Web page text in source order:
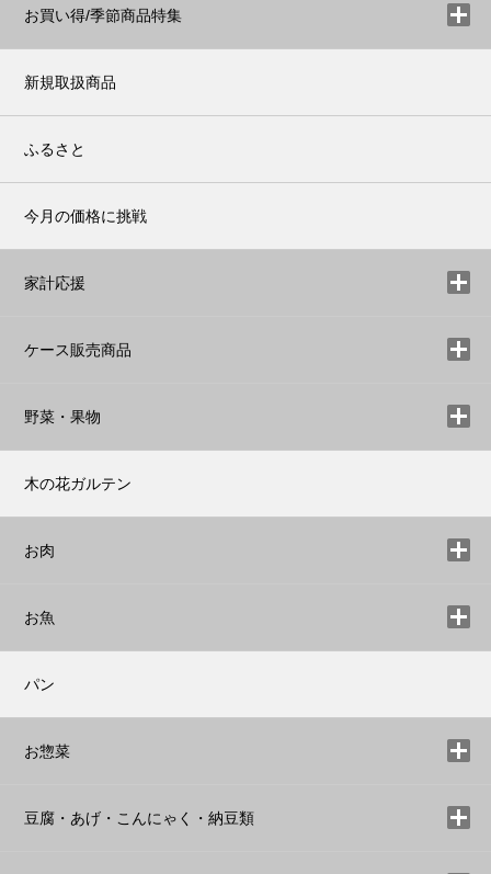
お買い得/季節商品特集
新規取扱商品
ふるさと
今月の価格に挑戦
家計応援
ケース販売商品
野菜・果物
木の花ガルテン
お肉
お魚
パン
お惣菜
豆腐・あげ・こんにゃく・納豆類